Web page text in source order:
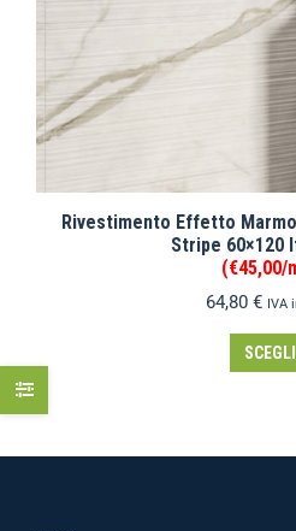
Rivestimento Effetto
Stripe 60×120
(€45,00/
64,80 € IVA
SCEGLI